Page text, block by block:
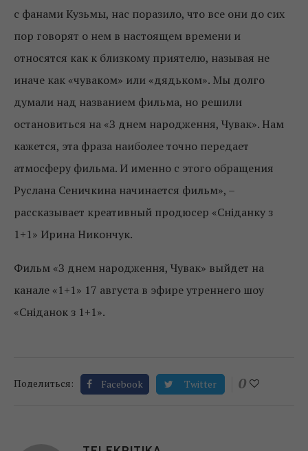
с фанами Кузьмы, нас поразило, что все они до сих
пор говорят о нем в настоящем времени и
относятся как к близкому приятелю, называя не
иначе как «чуваком» или «дядьком». Мы долго
думали над названием фильма, но решили
остановиться на «З днем народження, Чувак». Нам
кажется, эта фраза наиболее точно передает
атмосферу фильма. И именно с этого обращения
Руслана Сеничкина начинается фильм», –
рассказывает креативный продюсер «Сніданку з
1+1» Ирина Никончук.
Фильм «З днем народження, Чувак» выйдет на
канале «1+1» 17 августа в эфире утреннего шоу
«Сніданок з 1+1».
Поделиться: Facebook Twitter 0